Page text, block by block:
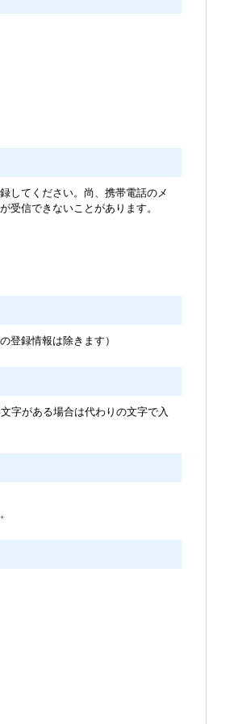
してください。尚、携帯電話のメ
受信できないことがあります。
登録情報は除きます）
字がある場合は代わりの文字で入